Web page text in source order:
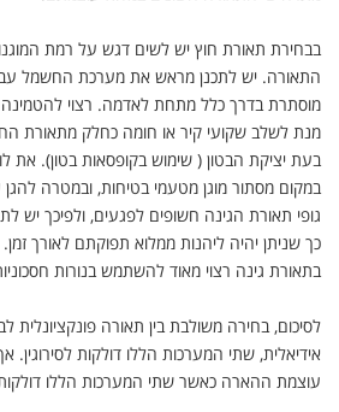
בבחירת תאורת חוץ יש לשים דגש על רמת
התאורה. יש לתכנן מראש את מערכת החשמל
מוסתרת בדרך כלל מתחת לאדמה. רצוי
מנת לשלב שקועי קיר או חומה כחלק מתאורת
בעת יציקת הבטון ( שימוש בקופסאות בטון).
במקום מסתור מוגן מטעמי בטיחות, ובמטרה להגן
גופי תאורת הגינה חשופים לפגעים, ולפיכך יש
כך שניתן יהיה ליהנות ממלוא תפוקתם לאורך זמן.
בתאורת גינה רצוי מאוד להשתמש בנורות
לסיכום, בחירה משולבת בין תאורה פונקציונלית
אידיאלית, שתי המערכות הללו דולקות
עוצמת ההארה כאשר שתי המערכות הללו